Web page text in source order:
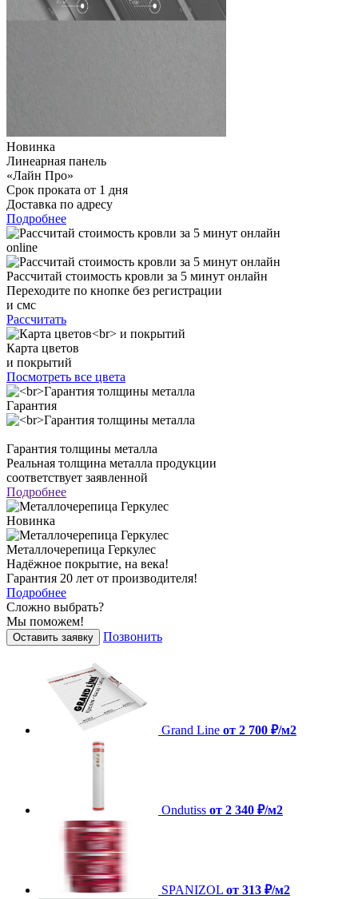
Новинка
Линеарная панель
«Лайн Про»
Срок проката от 1 дня
Доставка по адресу
Подробнее
online
Рассчитай стоимость кровли за 5 минут онлайн
Переходите по кнопке без регистрации
и смс
Рассчитать
Карта цветов
и покрытий
Посмотреть все цвета
Гарантия
Гарантия толщины металла
Реальная толщина металла продукции
соответствует заявленной
Подробнее
Новинка
Металлочерепица Геркулес
Надёжное покрытие, на века!
Гарантия 20 лет от производителя!
Подробнее
Сложно выбрать?
Мы поможем!
Оставить заявку Позвонить
Grand Line от 2 700 ₽/м2
Ondutiss от 2 340 ₽/м2
SPANIZOL от 313 ₽/м2